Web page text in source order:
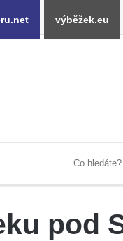
výběžek.eu
pod